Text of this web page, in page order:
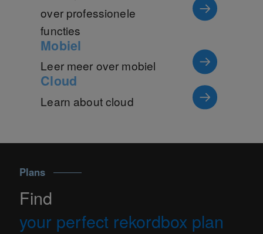
over professionele
functies
Mobiel
Leer meer over mobiel
Cloud
Learn about cloud
Plans
Find
your perfect rekordbox plan